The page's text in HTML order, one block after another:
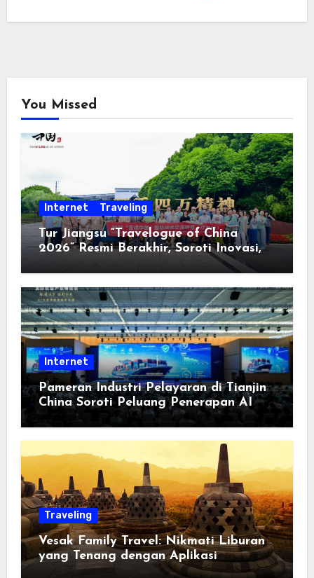
You Missed
Internet Traveling
Tur Jiangsu “Travelogue of China
2026” Resmi Berakhir, Soroti Inovasi,
Keterbukaan, dan Pembangunan
Internet
Pameran Industri Pelayaran di Tianjin
China Soroti Peluang Penerapan AI
Traveling
Vesak Family Travel: Nikmati Liburan
yang Tenang dengan Aplikasi
Pemindai PDF